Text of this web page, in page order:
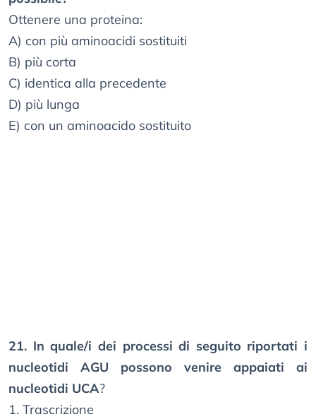
Ottenere una proteina:
A) con più aminoacidi sostituiti
B) più corta
C) identica alla precedente
D) più lunga
E) con un aminoacido sostituito
21. In quale/i dei processi di seguito riportati i
nucleotidi AGU possono venire appaiati ai
nucleotidi UCA?
1. Trascrizione